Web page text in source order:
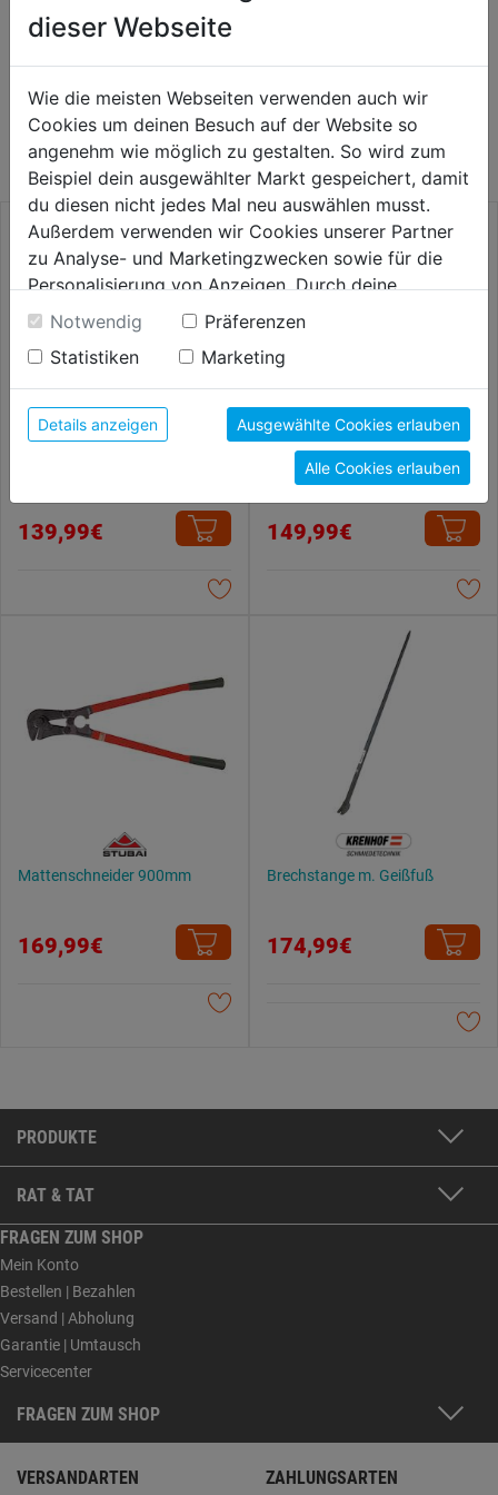
WEITERE PRODUKTE AUS DIESER
KATEGORIE
139,99€
Schiebetruhe Euro Bau 100l
komplettverzinkt
149,99€
Mattenschneider 900mm
169,99€
Brechstange m. Geißfuß
174,99€
PRODUKTE
RAT & TAT
FRAGEN ZUM SHOP
Mein Konto
Bestellen | Bezahlen
Versand | Abholung
Garantie | Umtausch
Servicecenter
FRAGEN ZUM SHOP
VERSANDARTEN ZAHLUNGSARTEN
dieser Webseite
Wie die meisten Webseiten verwenden auch wir
Cookies um deinen Besuch auf der Website so
angenehm wie möglich zu gestalten. So wird zum
Beispiel dein ausgewählter Markt gespeichert, damit
du diesen nicht jedes Mal neu auswählen musst.
Außerdem verwenden wir Cookies unserer Partner
zu Analyse- und Marketingzwecken sowie für die
Personalisierung von Anzeigen. Durch deine
Einwilligung werden die Daten von Drittanbieter,
unter anderem auch in den USA, verarbeitet.
Durch Klick auf "Alle Cookies erlauben" stimmst du
der Verwendung aller Cookies zu. Unter "Details
anzeigen" findest du alle Infos zu den
unterschiedlichen Cookies, unter "Cookies
Konfigurieren" kannst du auswählen, welche Cookies
du zulassen möchtest und welche nicht.
Weitere Informationen findest du in unserer
Datenschutzerklärung.
Notwendig
Präferenzen
Statistiken
Marketing
Details anzeigen Ausgewählte Cookies erlauben
Alle Cookies erlauben